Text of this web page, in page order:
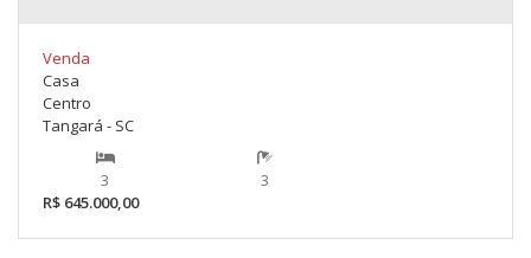
Venda
Casa
Centro
Tangará - SC
3
3
R$ 645.000,00